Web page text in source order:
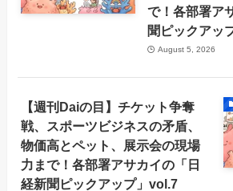
で！各部署ア
聞ピックアッ
August 5, 2026
【週刊Daiの目】チケット争奪
戦、スポーツビジネスの矛盾、
物価高とペット、展示会の現場
力まで！各部署アサカイの「日
経新聞ピックアップ」vol.7